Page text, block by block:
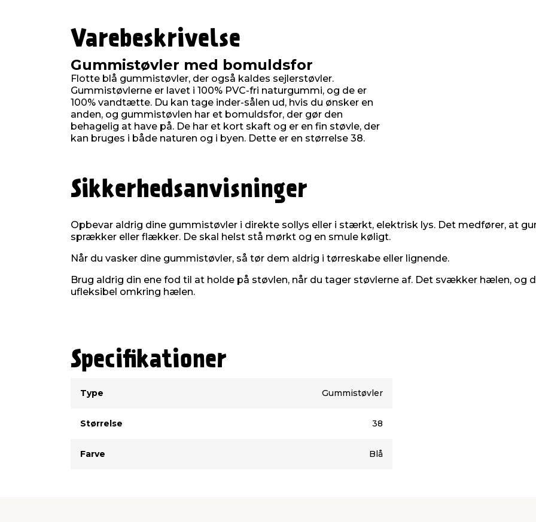
Varebeskrivelse
Gummistøvler med bomuldsfor
Flotte blå gummistøvler, der også kaldes sejlerstøvler.
Gummistøvlerne er lavet i 100% PVC-fri naturgummi, og de er
100% vandtætte. Du kan tage inder-sålen ud, hvis du ønsker en
anden, og gummistøvlen har et bomuldsfor, der gør den
behagelig at have på. De har et kort skaft og er en fin støvle, der
kan bruges i både naturen og i byen. Dette er en størrelse 38.
Sikkerhedsanvisninger
Opbevar aldrig dine gummistøvler i direkte sollys eller i stærkt, elektrisk lys. Det medfører, at
sprækker eller flækker. De skal helst stå mørkt og en smule køligt.
Når du vasker dine gummistøvler, så tør dem aldrig i tørreskabe eller lignende.
Brug aldrig din ene fod til at holde på støvlen, når du tager støvlerne af. Det svækker hælen, og
ufleksibel omkring hælen.
Specifikationer
Type
Gummistøvler
Størrelse 38
Farve Blå